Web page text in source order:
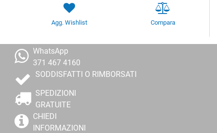
Agg. Wishlist Compara
WhatsApp
371 467 4160
SODDISFATTI O RIMBORSATI
SPEDIZIONI
GRATUITE
CHIEDI
INFORMAZIONI